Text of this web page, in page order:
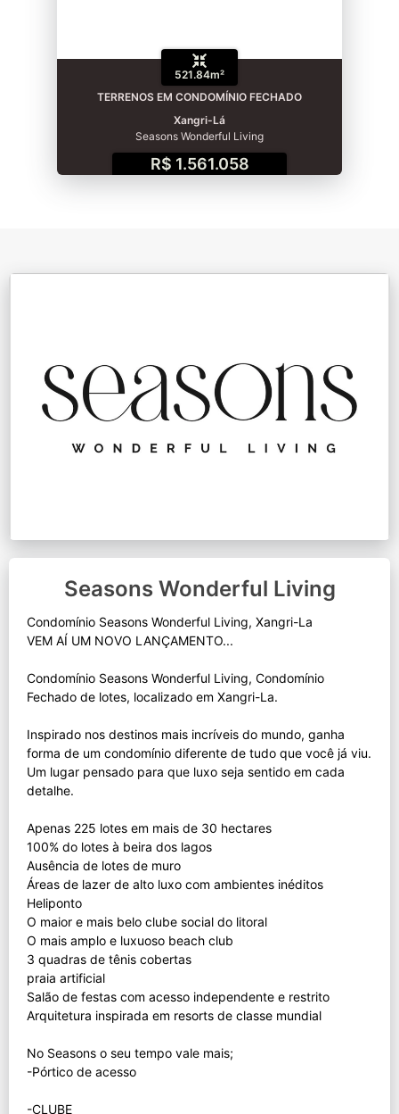
521.84m²
TERRENOS EM CONDOMÍNIO FECHADO
Xangri-Lá
Seasons Wonderful Living
R$ 1.561.058
Seasons Wonderful Living
Condomínio Seasons Wonderful Living, Xangri-La
VEM AÍ UM NOVO LANÇAMENTO...
Condomínio Seasons Wonderful Living, Condomínio
Fechado de lotes, localizado em Xangri-La.
Inspirado nos destinos mais incríveis do mundo, ganha
forma de um condomínio diferente de tudo que você já viu.
Um lugar pensado para que luxo seja sentido em cada
detalhe.
Apenas 225 lotes em mais de 30 hectares
100% do lotes à beira dos lagos
Ausência de lotes de muro
Áreas de lazer de alto luxo com ambientes inéditos
Heliponto
O maior e mais belo clube social do litoral
O mais amplo e luxuoso beach club
3 quadras de tênis cobertas
praia artificial
Salão de festas com acesso independente e restrito
Arquitetura inspirada em resorts de classe mundial
No Seasons o seu tempo vale mais;
-Pórtico de acesso
-CLUBE